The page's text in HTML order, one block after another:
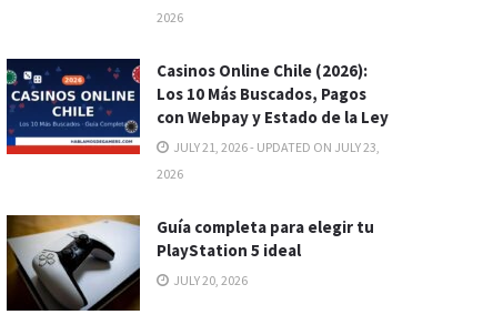
2026
Casinos Online Chile (2026):
Los 10 Más Buscados, Pagos
con Webpay y Estado de la Ley
JULY 21, 2026 - UPDATED ON JULY 23,
2026
Guía completa para elegir tu
PlayStation 5 ideal
JULY 20, 2026